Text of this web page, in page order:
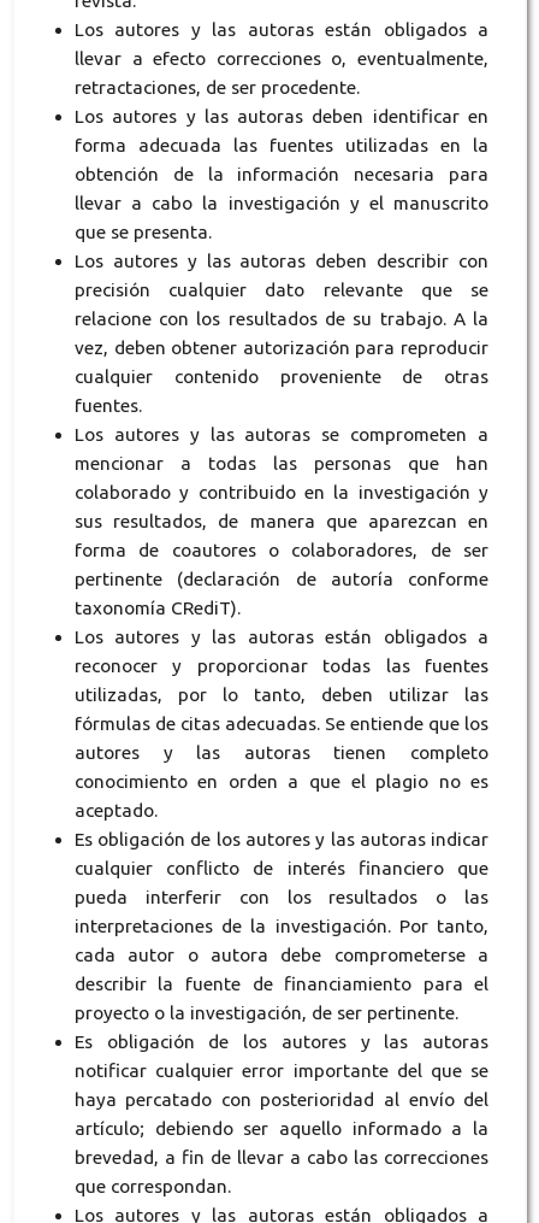
Los autores y las autoras están obligados a
llevar a efecto correcciones o, eventualmente,
retractaciones, de ser procedente.
Los autores y las autoras deben identificar en
forma adecuada las fuentes utilizadas en la
obtención de la información necesaria para
llevar a cabo la investigación y el manuscrito
que se presenta.
Los autores y las autoras deben describir con
precisión cualquier dato relevante que se
relacione con los resultados de su trabajo. A la
vez, deben obtener autorización para reproducir
cualquier contenido proveniente de otras
fuentes.
Los autores y las autoras se comprometen a
mencionar a todas las personas que han
colaborado y contribuido en la investigación y
sus resultados, de manera que aparezcan en
forma de coautores o colaboradores, de ser
pertinente (declaración de autoría conforme
taxonomía CRediT).
Los autores y las autoras están obligados a
reconocer y proporcionar todas las fuentes
utilizadas, por lo tanto, deben utilizar las
fórmulas de citas adecuadas. Se entiende que los
autores y las autoras tienen completo
conocimiento en orden a que el plagio no es
aceptado.
Es obligación de los autores y las autoras indicar
cualquier conflicto de interés financiero que
pueda interferir con los resultados o las
interpretaciones de la investigación. Por tanto,
cada autor o autora debe comprometerse a
describir la fuente de financiamiento para el
proyecto o la investigación, de ser pertinente.
Es obligación de los autores y las autoras
notificar cualquier error importante del que se
haya percatado con posterioridad al envío del
artículo; debiendo ser aquello informado a la
brevedad, a fin de llevar a cabo las correcciones
que correspondan.
Los autores y las autoras están obligados a